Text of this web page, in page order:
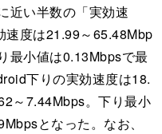
近い半数の「実効速
速度は21.99～65.48Mbp
最小値は0.13Mbpsで最
下りの実効速度は18.
～7.44Mbps。下り最小
となった。なお、